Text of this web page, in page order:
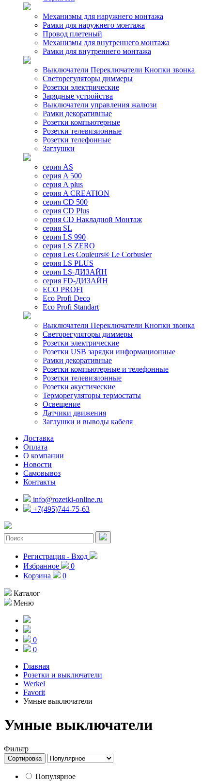
Механизмы для наружнего монтажа
Рамки для наружнего монтажа
Провод плетеный
Механизмы для внутреннего монтажа
Рамки для внутреннего монтажа
Выключатели Переключатели Кнопки звонка
Светорегуляторы диммеры
Розетки электрические
Зарядные устройства
Выключатели управления жалюзи
Рамки декоративные
Розетки компьютерные
Розетки телевизионные
Розетки телефонные
Заглушки
серия AS
серия A 500
серия A plus
серия A CREATION
серия CD 500
серия CD Plus
серия CD Накладной Монтаж
серия SL
серия LS 990
серия LS ZERO
серия Les Couleurs® Le Corbusier
серия LS PLUS
серия LS-ДИЗАЙН
серия FD-ДИЗАЙН
ECO PROFI
Eco Profi Deco
Eco Profi Standart
Выключатели Переключатели Кнопки звонка
Светорегуляторы диммеры
Розетки электрические
Розетки USB зарядки информационные
Рамки декоративные
Розетки компьютерные и телефонные
Розетки телевизионные
Розетки акустические
Терморегуляторы термостаты
Освещение
Датчики движения
Заглушки и выводы кабеля
Доставка
Оплата
О компании
Новости
Самовывоз
Контакты
info@rozetki-online.ru
+7(495)744-75-63
Регистрация - Вход
Избранное
0
Корзина
0
Каталог
Меню
0
0
Главная
Розетки и выключатели
Werkel
Favorit
Умные выключатели
Умные выключатели
Фильтр
Сортировка
Популярное